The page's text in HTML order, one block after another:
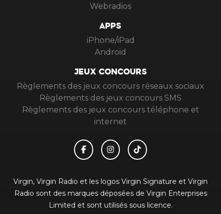
Webradios
APPS
iPhone/iPad
Android
JEUX CONCOURS
Règlements des jeux concours réseaux sociaux
Règlements des jeux concours SMS
Règlements des jeux concours téléphone et
internet
Virgin, Virgin Radio et les logos Virgin Signature et Virgin
Radio sont des marques déposées de Virgin Enterprises
Limited et sont utilisés sous licence.